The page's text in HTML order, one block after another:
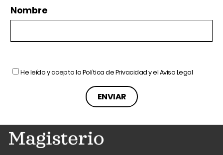
Nombre
He leído y acepto laPolítica de Privacidady elAviso Legal